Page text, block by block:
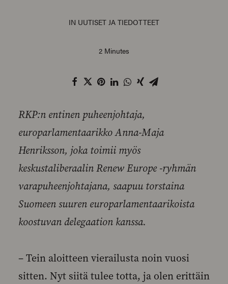
IN UUTISET JA TIEDOTTEET
2 Minutes
RKP:n entinen puheenjohtaja,
europarlamentaarikko Anna-Maja
Henriksson, joka toimii myös
keskustaliberaalin Renew Europe -ryhmän
varapuheenjohtajana, saapuu torstaina
Suomeen suuren europarlamentaarikoista
koostuvan delegaation kanssa.
– Tein aloitteen vierailusta noin vuosi
sitten. Nyt siitä tulee totta, ja olen erittäin